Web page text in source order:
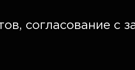
согласование с